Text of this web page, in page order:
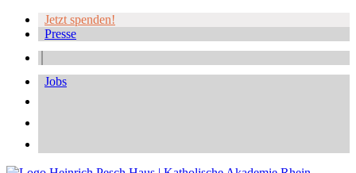
Jetzt spenden!
Presse
Jobs